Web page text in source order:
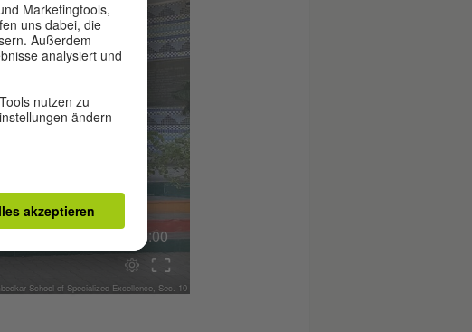
00:00
School of Specialized Excellence, Sec. 10